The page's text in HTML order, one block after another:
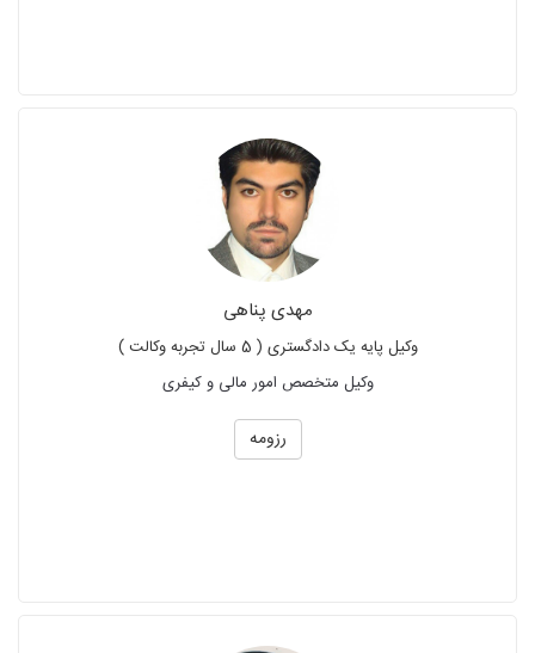
مهدی پناهی
وکیل پایه یک دادگستری ( 5 سال تجربه وکالت )
وکیل متخصص امور مالی و کیفری
رزومه